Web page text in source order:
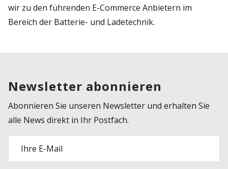
wir zu den führenden E-Commerce Anbietern im
Bereich der Batterie- und Ladetechnik.
Newsletter abonnieren
Abonnieren Sie unseren Newsletter und erhalten Sie
alle News direkt in Ihr Postfach.
Ihre E-Mail